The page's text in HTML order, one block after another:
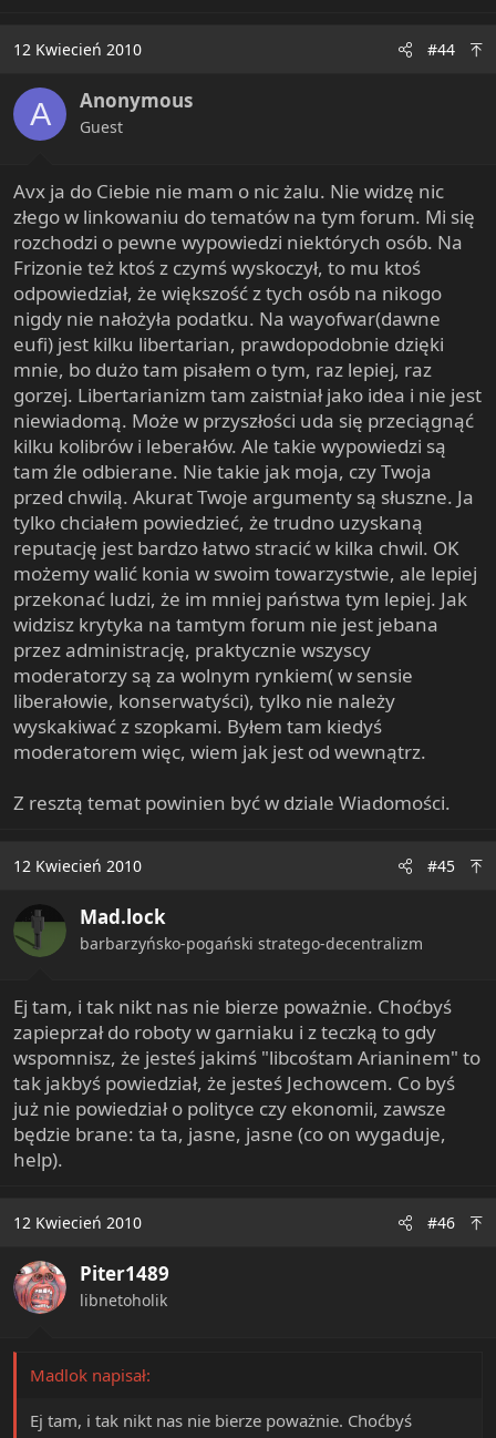
12 Kwiecień 2010 #44
A Anonymous
Guest
Avx ja do Ciebie nie mam o nic żalu. Nie widzę nic
złego w linkowaniu do tematów na tym forum. Mi się
rozchodzi o pewne wypowiedzi niektórych osób. Na
Frizonie też ktoś z czymś wyskoczył, to mu ktoś
odpowiedział, że większość z tych osób na nikogo
nigdy nie nałożyła podatku. Na wayofwar(dawne
eufi) jest kilku libertarian, prawdopodobnie dzięki
mnie, bo dużo tam pisałem o tym, raz lepiej, raz
gorzej. Libertarianizm tam zaistniał jako idea i nie jest
niewiadomą. Może w przyszłości uda się przeciągnąć
kilku kolibrów i leberałów. Ale takie wypowiedzi są
tam źle odbierane. Nie takie jak moja, czy Twoja
przed chwilą. Akurat Twoje argumenty są słuszne. Ja
tylko chciałem powiedzieć, że trudno uzyskaną
reputację jest bardzo łatwo stracić w kilka chwil. OK
możemy walić konia w swoim towarzystwie, ale lepiej
przekonać ludzi, że im mniej państwa tym lepiej. Jak
widzisz krytyka na tamtym forum nie jest jebana
przez administrację, praktycznie wszyscy
moderatorzy są za wolnym rynkiem( w sensie
liberałowie, konserwatyści), tylko nie należy
wyskakiwać z szopkami. Byłem tam kiedyś
moderatorem więc, wiem jak jest od wewnątrz.
Z resztą temat powinien być w dziale Wiadomości.
12 Kwiecień 2010 #45
Mad.lock
barbarzyńsko-pogański stratego-decentralizm
Ej tam, i tak nikt nas nie bierze poważnie. Choćbyś
zapieprzał do roboty w garniaku i z teczką to gdy
wspomnisz, że jesteś jakimś "libcośtam Arianinem" to
tak jakbyś powiedział, że jesteś Jechowcem. Co byś
już nie powiedział o polityce czy ekonomii, zawsze
będzie brane: ta ta, jasne, jasne (co on wygaduje,
help).
12 Kwiecień 2010 #46
Piter1489
libnetoholik
Madlok napisał:
Ej tam, i tak nikt nas nie bierze poważnie. Choćbyś